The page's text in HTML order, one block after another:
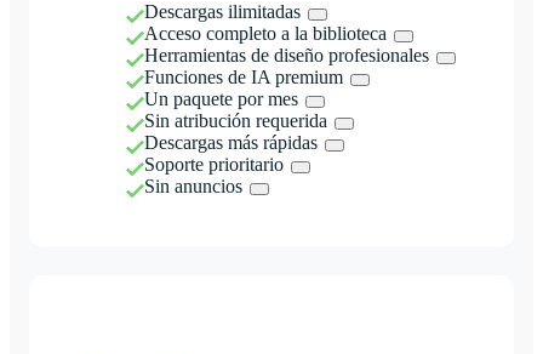
Descargas ilimitadas
Acceso completo a la biblioteca
Herramientas de diseño profesionales
Funciones de IA premium
Un paquete por mes
Sin atribución requerida
Descargas más rápidas
Soporte prioritario
Sin anuncios